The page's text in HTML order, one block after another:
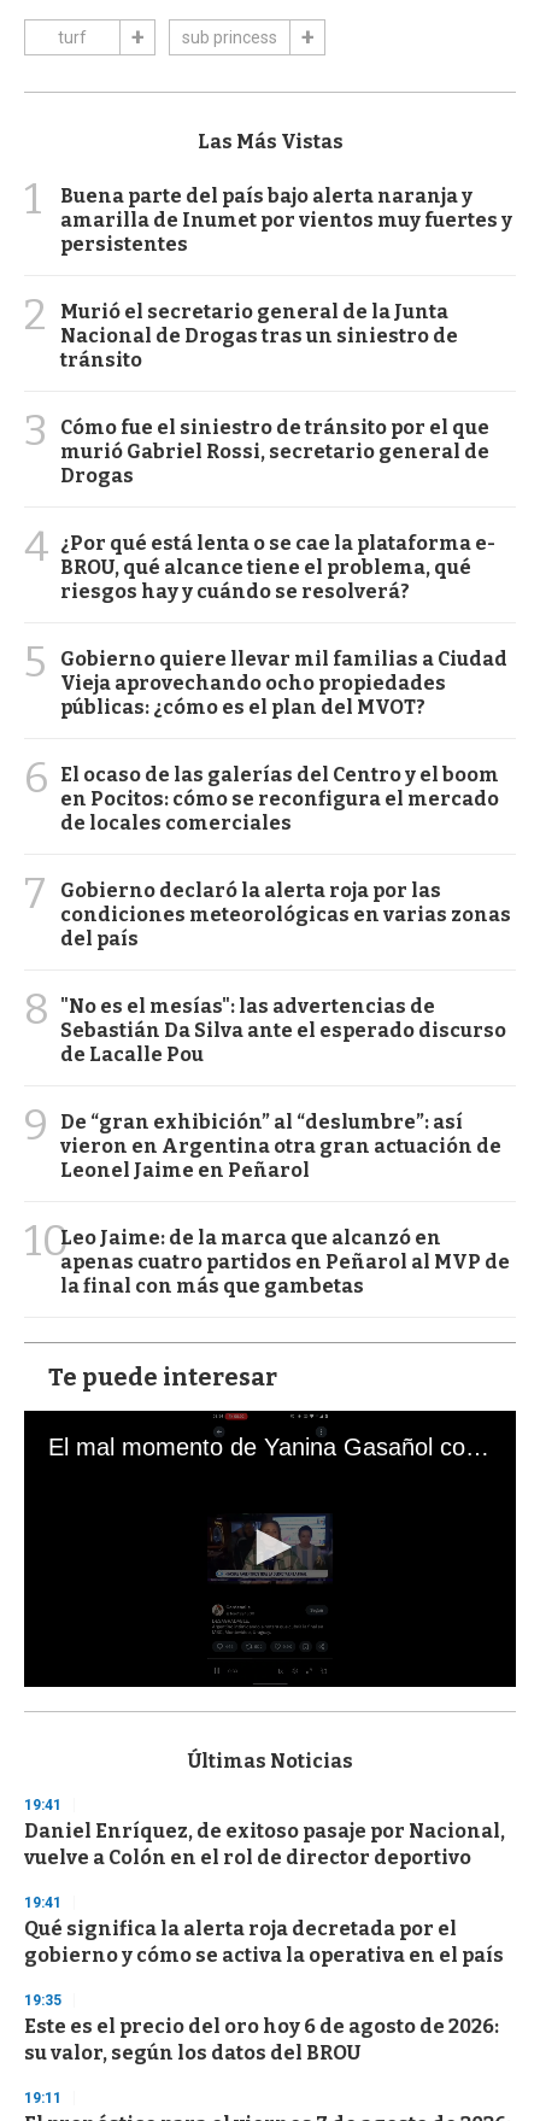
turf sub princess
Las Más Vistas
1
Buena parte del país bajo alerta naranja y
amarilla de Inumet por vientos muy fuertes y
persistentes
2
Murió el secretario general de la Junta
Nacional de Drogas tras un siniestro de
tránsito
3
Cómo fue el siniestro de tránsito por el que
murió Gabriel Rossi, secretario general de
Drogas
4 ¿Por qué está lenta o se cae la plataforma e-
BROU, qué alcance tiene el problema, qué
riesgos hay y cuándo se resolverá?
5
Gobierno quiere llevar mil familias a Ciudad
Vieja aprovechando ocho propiedades
públicas: ¿cómo es el plan del MVOT?
6
El ocaso de las galerías del Centro y el boom
en Pocitos: cómo se reconfigura el mercado
de locales comerciales
7
Gobierno declaró la alerta roja por las
condiciones meteorológicas en varias zonas
del país
8
"No es el mesías": las advertencias de
Sebastián Da Silva ante el esperado discurso
de Lacalle Pou
9
De “gran exhibición” al “deslumbre”: así
vieron en Argentina otra gran actuación de
Leonel Jaime en Peñarol
10Leo Jaime: de la marca que alcanzó en
apenas cuatro partidos en Peñarol al MVP de
la final con más que gambetas
Te puede interesar
El mal momento de Yanina Gasañol con un hincha argentino en "Subrayado"
s
d
s
o
f
3
s
c
n
d
Últimas Noticias
19:41
Daniel Enríquez, de exitoso pasaje por Nacional,
vuelve a Colón en el rol de director deportivo
19:41
Qué significa la alerta roja decretada por el
gobierno y cómo se activa la operativa en el país
19:35
Este es el precio del oro hoy 6 de agosto de 2026:
su valor, según los datos del BROU
19:11